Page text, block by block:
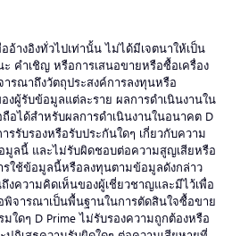
างอิงทั่วไปเท่านั้น ไม่ได้มีเจตนาให้เป็น
คำเชิญ หรือการเสนอขายหรือซื้อเครื่อง
รณาถึงวัตถุประสงค์การลงทุนหรือ
งผู้รับข้อมูลแต่ละราย ผลการดำเนินงานใน
อได้สำหรับผลการดำเนินงานในอนาคต D
รรับรองหรือรับประกันใดๆ เกี่ยวกับความ
ลนี้ และไม่รับผิดชอบต่อความสูญเสียหรือ
รใช้ข้อมูลนี้หรือลงทุนตามข้อมูลดังกล่าว
งความคิดเห็นของผู้เชี่ยวชาญและมีไว้เพื่อ
พิจารณาเป็นพื้นฐานในการตัดสินใจซื้อขาย
ใดๆ D Prime ไม่รับรองความถูกต้องหรือ